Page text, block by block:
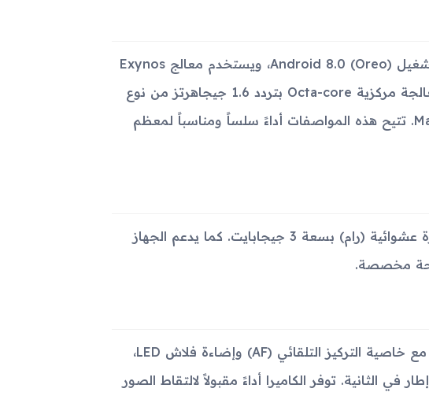
يعمل Samsung Galaxy Tab Advanced2 بنظام التشغيل Android 8.0 (Oreo)، ويستخدم معالج Exynos
7870 Octa المصمم بتقنية 14 نانومتر، مع وحدة معالجة مركزية Octa-core بتردد 1.6 جيجاهرتز من نوع
Cortex-A53، ووحدة معالجة رسومات Mali-T830 MP1. تتيح هذه المواصفات أداءً سلساً ومناسباً لمعظم
الجهاز مجهز بذاكرة داخلية بسعة 32 جيجابايت وذاكرة عشوائية (رام) بسعة 3 جيجابايت. كما يدعم الجهاز
يحمل الجهاز كاميرا خلفية واحدة بدقة 8 ميجابكسل مع خاصية التركيز التلقائي (AF) وإضاءة فلاش LED،
ويتيح تصوير الفيديو بجودة 1080 بكسل بمعدل 30 إطار في الثانية. توفر الكاميرا أداءً مقبولاً لالتقاط الصور